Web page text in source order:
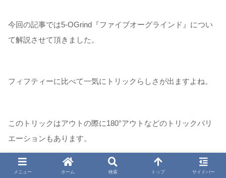
今回の記事では5-OGrind『ファイブオーグラインド』につい
て解説させて頂きました。
フィフティーに比べて一気にトリックらしさが出ますよね。
このトリックはアウトの際に180°アウトなどのトリックバリ
エーションもあります。
メニュー ホーム 検索 トップ サイドバー